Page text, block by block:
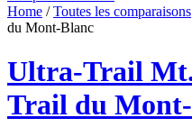
Home / Toutes les comparaisons
du Mont-Blanc
Ultra-Trail
Trail du